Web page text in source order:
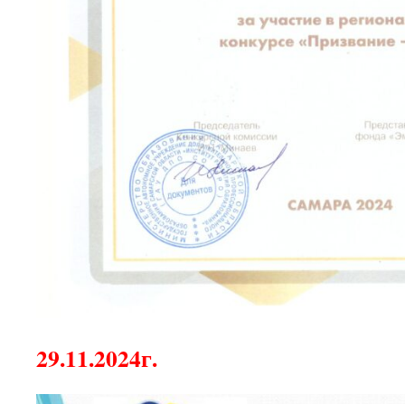
29.11.2024г.